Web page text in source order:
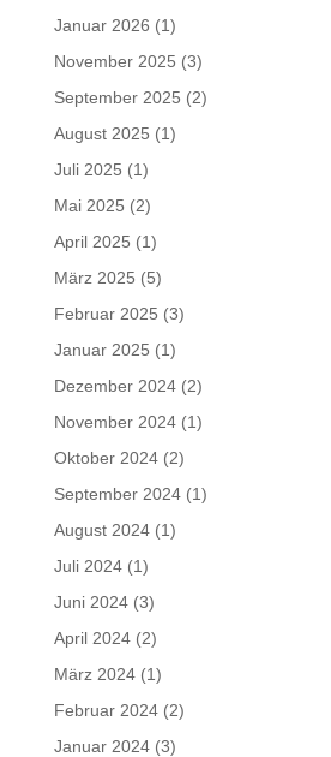
Januar 2026 (1)
November 2025 (3)
September 2025 (2)
August 2025 (1)
Juli 2025 (1)
Mai 2025 (2)
April 2025 (1)
März 2025 (5)
Februar 2025 (3)
Januar 2025 (1)
Dezember 2024(2)
November 2024(1)
Oktober 2024(2)
September 2024(1)
August 2024(1)
Juli 2024(1)
Juni 2024(3)
April 2024(2)
März 2024(1)
Februar 2024(2)
Januar 2024(3)